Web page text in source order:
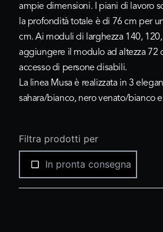
ampie dimensioni. I piani di lavoro
la profondità totale è di 76 cm per
cm. Ai moduli di larghezza 140,
aggiungere il modulo ad altezza 72
accesso di persone disabili.
La linea Musa è realizzata in 3
sahara/bianco, nero venato/biancoe
Filtra prodotti per
In pronta consegna